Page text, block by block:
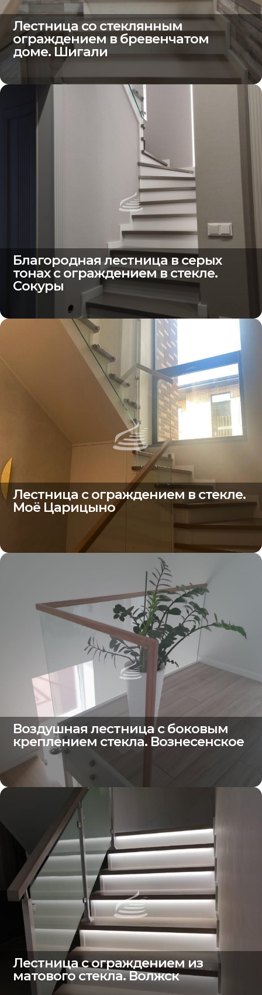
Лестница со стеклянным
ограждением в бревенчатом
доме. Шигали
Благородная лестница в серых
тонах с ограждением в стекле.
Сокуры
Лестница с ограждением в стекле.
Моё Царицыно
Воздушная лестница с боковым
креплением стекла. Вознесенское
Лестница с ограждением из
матового стекла. Волжск